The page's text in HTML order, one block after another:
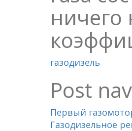
ничего
газодизель
Post
Первый
Газодизельное